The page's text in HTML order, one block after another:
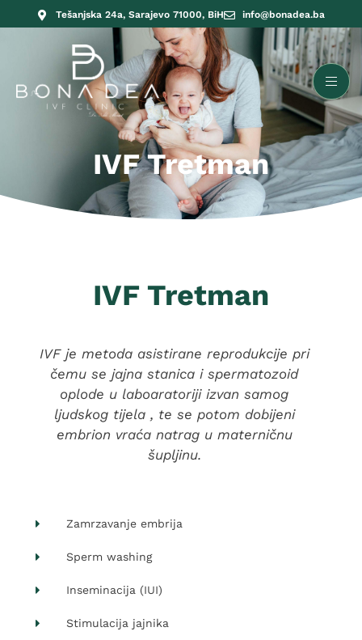
Tešanjska 24a, Sarajevo 71000, BiH info@bonadea.ba
IVF Tretman
IVF Tretman
IVF je metoda asistirane reprodukcije pri
čemu se jajna stanica i spermatozoid
oplode u laboaratoriji izvan samog
ljudskog tijela , te se potom dobijeni
embrion vraća natrag u materničnu
šupljinu.
Zamrzavanje embrija
Sperm washing
Inseminacija (IUI)
Stimulacija jajnika